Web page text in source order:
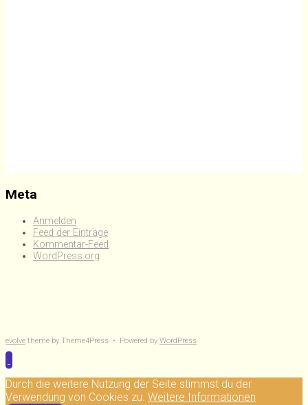
Meta
Anmelden
Feed der Einträge
Kommentar-Feed
WordPress.org
evolve theme by Theme4Press • Powered by WordPress
Durch die weitere Nutzung der Seite stimmst du der
Verwendung von Cookies zu. Weitere Informationen